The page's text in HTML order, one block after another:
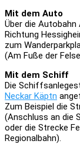
Mit dem Auto
Über die
Richtung
zum
(Am Fuße der
Mit dem Schiff
Die
Neckar Käptn
Zum Beispiel die
(Anschluss an die
oder die Strecke
Regionalbahn).